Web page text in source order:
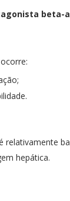
beta-
relativamente
hepática.